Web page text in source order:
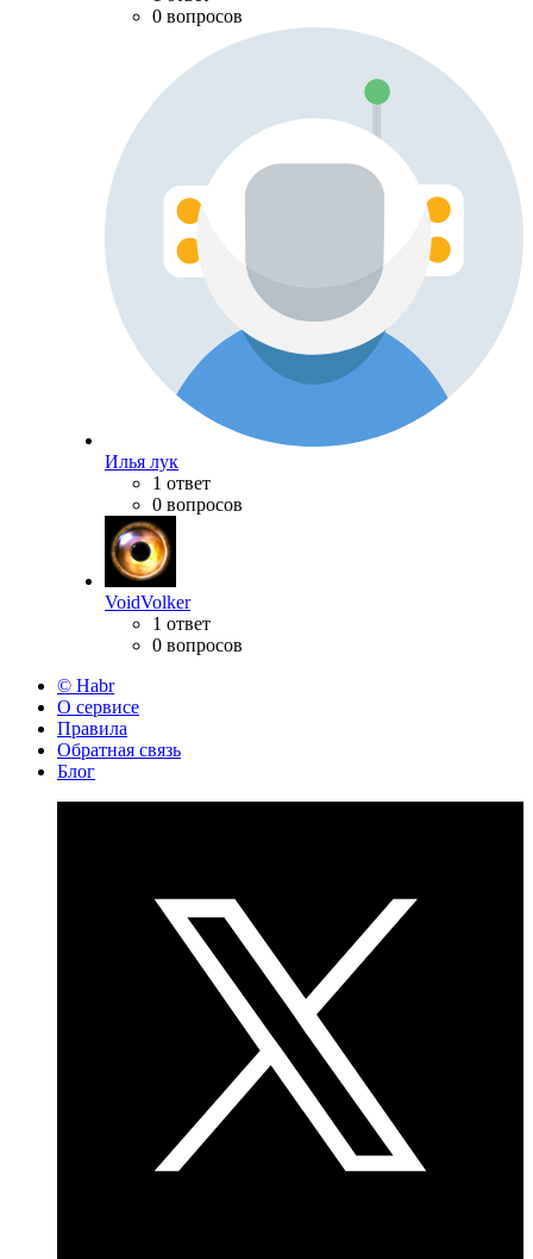
0 вопросов
Илья лук
1 ответ
0 вопросов
VoidVolker
1 ответ
0 вопросов
© Habr
О сервисе
Правила
Обратная связь
Блог